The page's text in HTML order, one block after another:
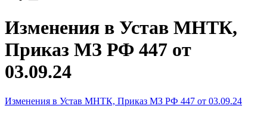
Изменения в Устав МНТК,
Приказ МЗ РФ 447 от
03.09.24
Изменения в Устав МНТК, Приказ МЗ РФ 447 от 03.09.24